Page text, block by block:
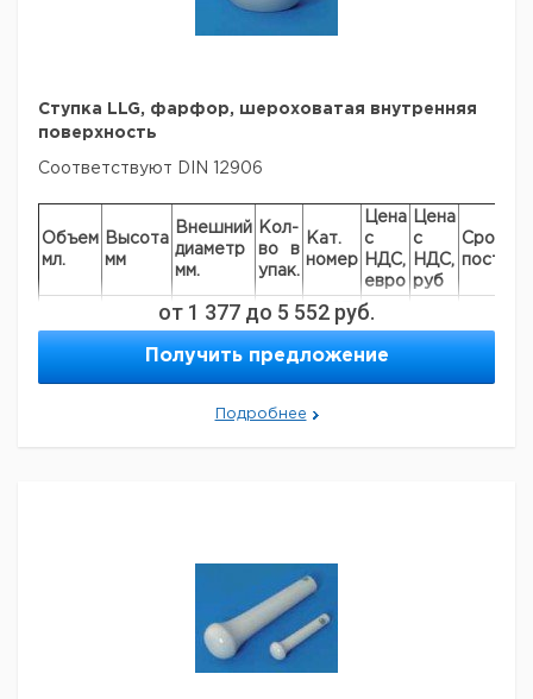
Ступка LLG, фарфор, шероховатая внутренняя
поверхность
Соответствуют DIN 12906
Объем
мл.
Высота
мм
Внешний
диаметр
мм.
Кол-
во в
упак.
Кат.
номер
Цена
с
НДС,
евро
Цена
с
НДС,
руб
Срок
81 1
6.227
149
100 1
6.232
1
144 1
413
от 1 377 до 5 552 руб.
Получить предложение
Подробнее